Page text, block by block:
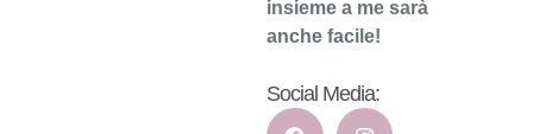
insieme a me sarà
anche facile!
Social Media: